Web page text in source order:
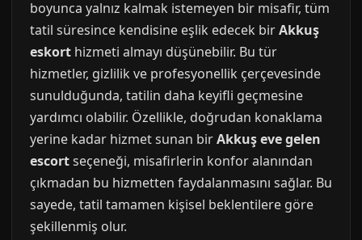
boyunca yalnız kalmak istemeyen bir misafir, tüm
tatil süresince kendisine eşlik edecek birAkkuş
eskort hizmeti almayı düşünebilir. Bu tür
hizmetler, gizlilik ve profesyonellik çerçevesinde
sunulduğunda, tatilin daha keyifli geçmesine
yardımcı olabilir. Özellikle, doğrudan konaklama
yerine kadar hizmet sunan birAkkuş eve gelen
escortseçeneği, misafirlerin konfor alanından
çıkmadan bu hizmetten faydalanmasını sağlar. Bu
sayede, tatil tamamen kişisel beklentilere göre
şekillenmiş olur.